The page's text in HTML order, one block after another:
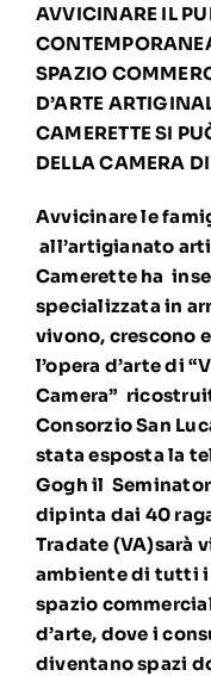
AVVICINARE IL
SPAZIO
D’ARTE
CAMERETTE SI
DELLA CAMERA
Avvicinare le
all’artigianato
Camerette ha
specializzata in
vivono, crescono
l’opera d’arte di
Camera”
Consorzio San
stata esposta la
Gogh il
dipinta dai 40
Tradate (VA)sarà
ambiente di tutti i
spazio
d’arte, dove i
diventano spazi